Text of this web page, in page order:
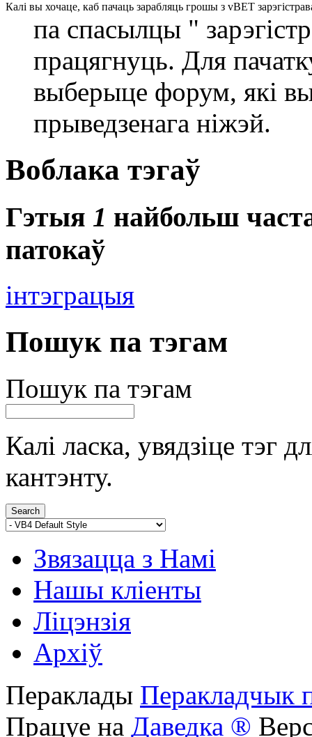
Калі вы хочаце, каб пачаць зарабляць грошы з vBET
па спасылцы "
працягнуць. Для
выберыце форум, які вы
прыведзенага ніжэй.
Воблака тэгаў
Гэтыя 1 найбольш
патокаў
інтэграцыя
Пошук па тэгам
Пошук па тэгам
Калі ласка, увядзіце тэг
кантэнту.
Звязацца з Намі
Нашы кліенты
Ліцэнзія
Архіў
Пераклады Перакладчык
Працуе на Даведка ®